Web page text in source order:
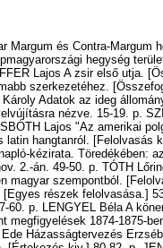
Margum és Contra-
hegység
Lajos A zsir első utja.
szerkezetéhez.
Adatok az ideg
nézve. 15-19. p.
Lajos "Az amerikai
latin hangtanról. [Felolvasás
kézirata. Töredékében:
2.-án. 49-50. p. TÓTH
magyar szempontból.
[Egyes részek felolvasása.]
60. p. LENGYEL Béla A
megfigyelések 1874-1875-
Házasságtervezés